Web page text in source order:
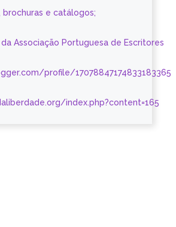
brochuras e catálogos;
da Associação Portuguesa de Escritores
profile/17078847174833183365
index.php?content=165